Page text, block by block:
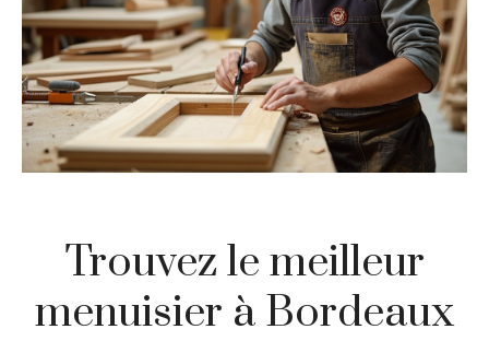
Trouvez le meilleur
menuisier à Bordeaux